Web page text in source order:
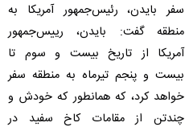
سفر بایدن، رئیس‌جمهور آمریکا به
منطقه گفت: بایدن، رییس‌جمهور
آمریکا از تاریخ بیست و سوم تا
بیست و پنجم تیرماه به منطقه سفر
خواهد کرد، که همانطور که خودش و
چندتن از مقامات کاخ سفید در